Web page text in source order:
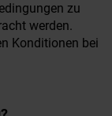
zu
werden.
Konditionen bei